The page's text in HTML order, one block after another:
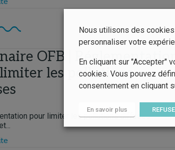
OFB |
les pollutions
pour limiter les pollutions diffuses :
Nous utilisons des
personnaliser votre
En cliquant sur "Accepter"
cookies. Vous pouvez
consentement en cliquant
En savoir plus